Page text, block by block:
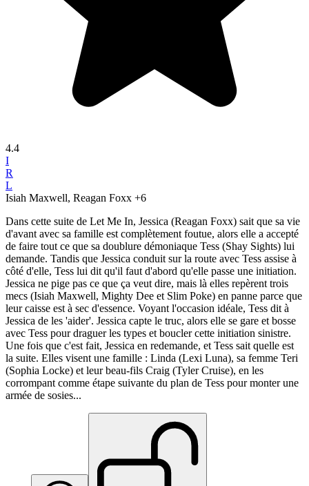
4.4
I
R
L
Isiah Maxwell, Reagan Foxx +6
Dans cette suite de Let Me In, Jessica (Reagan Foxx) sait que sa vie
d'avant avec sa famille est complètement foutue, alors elle a accepté
de faire tout ce que sa doublure démoniaque Tess (Shay Sights) lui
demande. Tandis que Jessica conduit sur la route avec Tess assise à
côté d'elle, Tess lui dit qu'il faut d'abord qu'elle passe une initiation.
Jessica ne pige pas ce que ça veut dire, mais là elles repèrent trois
mecs (Isiah Maxwell, Mighty Dee et Slim Poke) en panne parce que
leur caisse est à sec d'essence. Voyant l'occasion idéale, Tess dit à
Jessica de les 'aider'. Jessica capte le truc, alors elle se gare et bosse
avec Tess pour draguer les types et boucler cette initiation sinistre.
Une fois que c'est fait, Jessica en redemande, et Tess sait quelle est
la suite. Elles visent une famille : Linda (Lexi Luna), sa femme Teri
(Sophia Locke) et leur beau-fils Craig (Tyler Cruise), en les
corrompant comme étape suivante du plan de Tess pour monter une
armée de sosies...